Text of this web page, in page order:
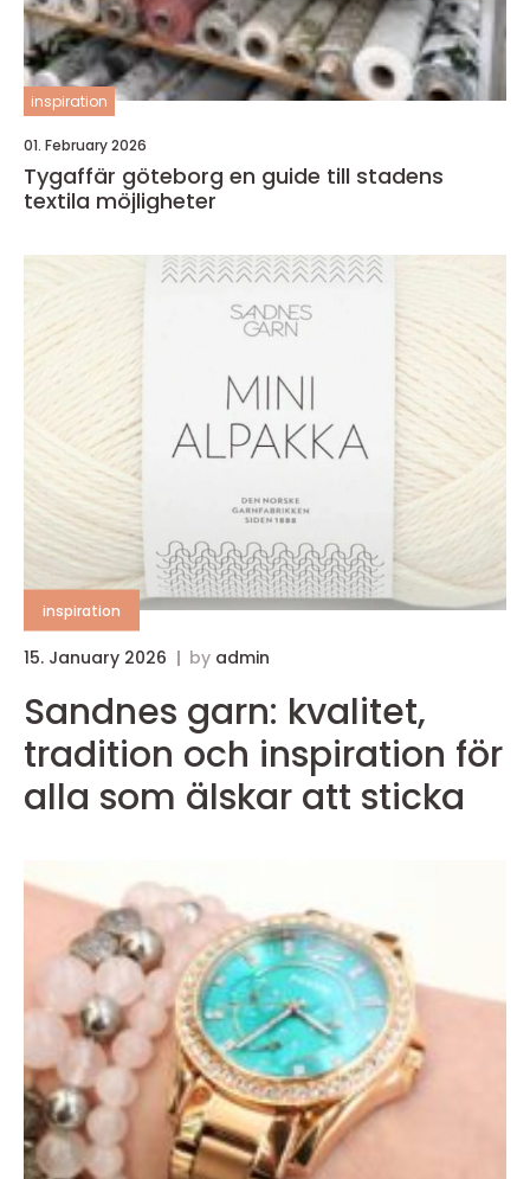
inspiration
01. February 2026
Tygaffär göteborg en guide till stadens
textila möjligheter
inspiration
15. January 2026 by admin
Sandnes garn: kvalitet,
tradition och inspiration för
alla som älskar att sticka